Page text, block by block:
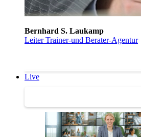
Bernhard S. Laukamp
Leiter Trainer-und Berater-Agentur
Live